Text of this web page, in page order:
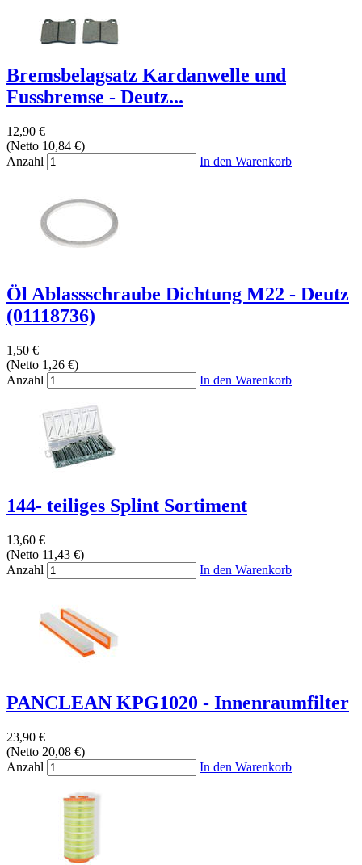
Bremsbelagsatz Kardanwelle und
Fussbremse - Deutz...
12,90 €
(Netto 10,84 €)
Anzahl
In den Warenkorb
Öl Ablassschraube Dichtung M22 - Deutz
(01118736)
1,50 €
(Netto 1,26 €)
Anzahl
In den Warenkorb
144- teiliges Splint Sortiment
13,60 €
(Netto 11,43 €)
Anzahl
In den Warenkorb
PANCLEAN KPG1020 - Innenraumfilter
23,90 €
(Netto 20,08 €)
Anzahl
In den Warenkorb